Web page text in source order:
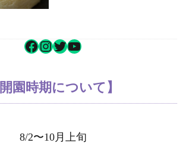
開園時期について】
8/2〜10月上旬